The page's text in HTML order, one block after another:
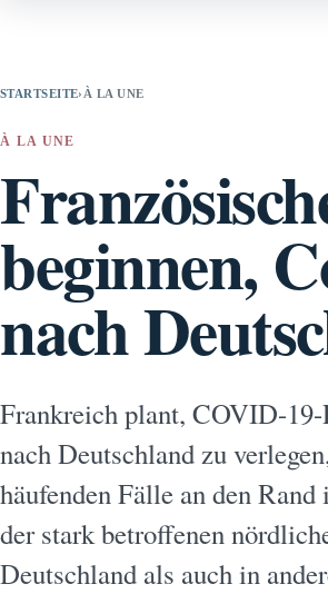
STARTSEITE› À LA UNE
À LA UNE
beginnen,
nach
Frankreich plant, COVID-19-
nach Deutschland zu
häufenden Fälle an den
der stark betroffenen
Deutschland als auch in